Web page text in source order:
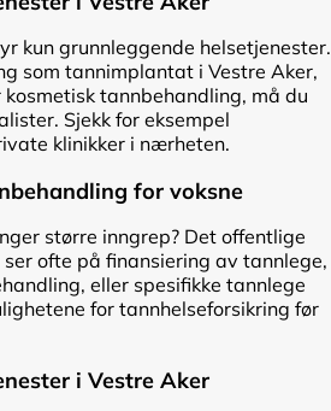
kun grunnleggende helsetjenester.
som tannimplantat i Vestre Aker,
tannbehandling, må du
Sjekk for eksempel
klinikker i nærheten.
for voksne
større inngrep? Det offentlige
ser ofte på finansiering av tannlege,
eller spesifikke tannlege
for tannhelseforsikring før
i Vestre Aker